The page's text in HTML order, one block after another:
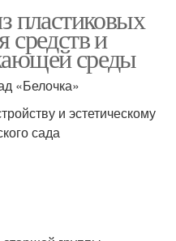
пластиковых
средств и
среды
«Белочка»
и эстетическому
сада